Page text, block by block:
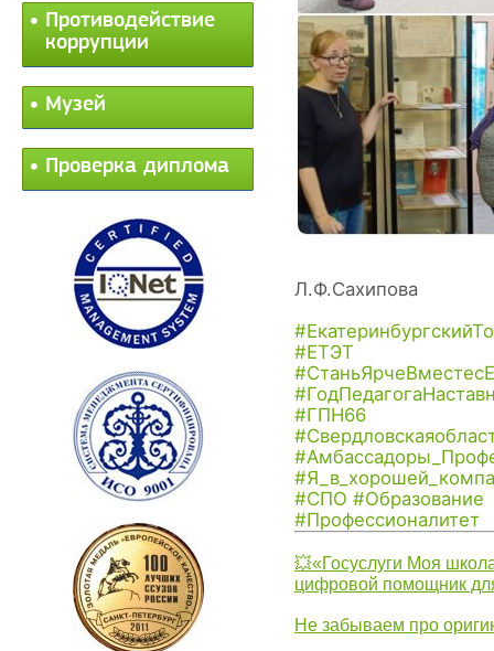
Противодействие
коррупции
Музей
Проверка диплома
Л.Ф.Сахипова
#ЕТЭТ
#ГПН66
#СПО #Образование
#Профессионалитет
💥«Госуслуги Моя
цифровой помощник
Не забываем про